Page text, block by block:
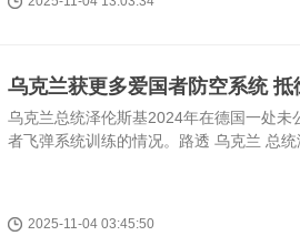
乌克兰获更多爱国者防空系统
乌克兰总统泽伦斯基2024年在德国一处
者飞弹系统训练的情况。路透 乌克兰 总统
2025-11-04 03:45:50